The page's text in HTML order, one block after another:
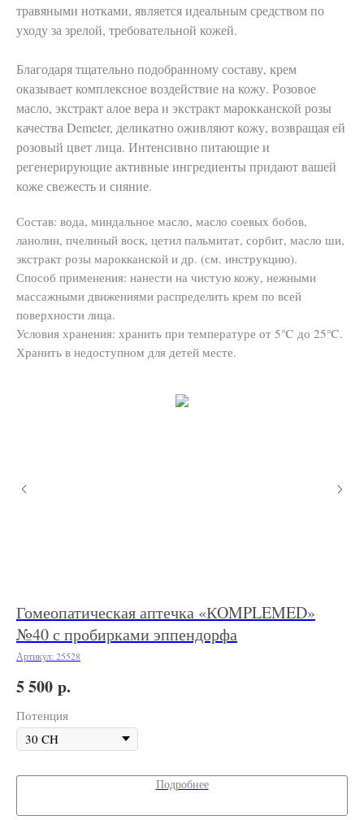
травяными нотками, является идеальным средством по
уходу за зрелой, требовательной кожей.
Благодаря тщательно подобранному составу, крем
оказывает комплексное воздействие на кожу. Розовое
масло, экстракт алое вера и экстракт марокканской розы
качества Demeter, деликатно оживляют кожу, возвращая ей
розовый цвет лица. Интенсивно питающие и
регенерирующие активные ингредиенты придают вашей
коже свежесть и сияние.
Состав: вода, миндальное масло, масло соевых бобов,
ланолин, пчелиный воск, цетил пальмитат, сорбит, масло ши,
экстракт розы марокканской и др. (см. инструкцию).
Способ применения: нанести на чистую кожу, нежными
массажными движениями распределить крем по всей
поверхности лица.
Условия хранения: хранить при температуре от 5℃ до 25℃.
Хранить в недоступном для детей месте.
Гомеопатическая аптечка «КOMPLEMED»
№40 с пробирками эппендорфа
Артикул: 25528
5 500 р.
Потенция
Подробнее